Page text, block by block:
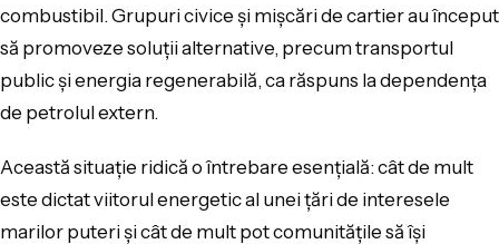
combustibil. Grupuri civice și mișcări de cartier au început
să promoveze soluții alternative, precum transportul
public și energia regenerabilă, ca răspuns la dependența
de petrolul extern.
Această situație ridică o întrebare esențială: cât de mult
este dictat viitorul energetic al unei țări de interesele
marilor puteri și cât de mult pot comunitățile să își